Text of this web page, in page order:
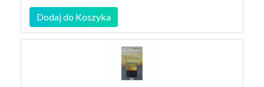
Dodaj do Koszyka